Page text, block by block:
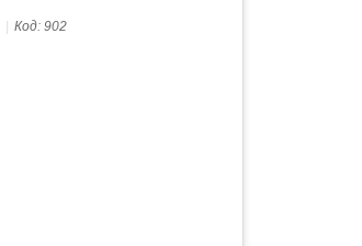
Код: 902